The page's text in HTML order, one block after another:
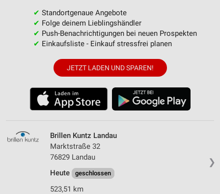
✔ Standortgenaue Angebote
✔ Folge deinem Lieblingshändler
✔ Push-Benachrichtigungen bei neuen Prospekten
✔ Einkaufsliste - Einkauf stressfrei planen
JETZT LADEN UND SPAREN!
❯
Brillen Kuntz Landau
Marktstraße 32
76829 Landau
Heute
geschlossen
523,51 km